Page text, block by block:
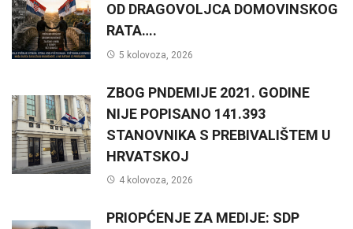
OD DRAGOVOLJCA DOMOVINSKOG
RATA….
5 kolovoza, 2026
ZBOG PNDEMIJE 2021. GODINE
NIJE POPISANO 141.393
STANOVNIKA S PREBIVALIŠTEM U
HRVATSKOJ
4 kolovoza, 2026
PRIOPĆENJE ZA MEDIJE: SDP